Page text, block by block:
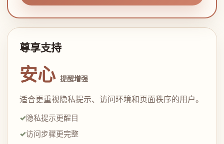
尊享支持
安心 提醒增强
适合更重视隐私提示、访问环境和页面秩序的用户。
隐私提示更醒目
访问步骤更完整